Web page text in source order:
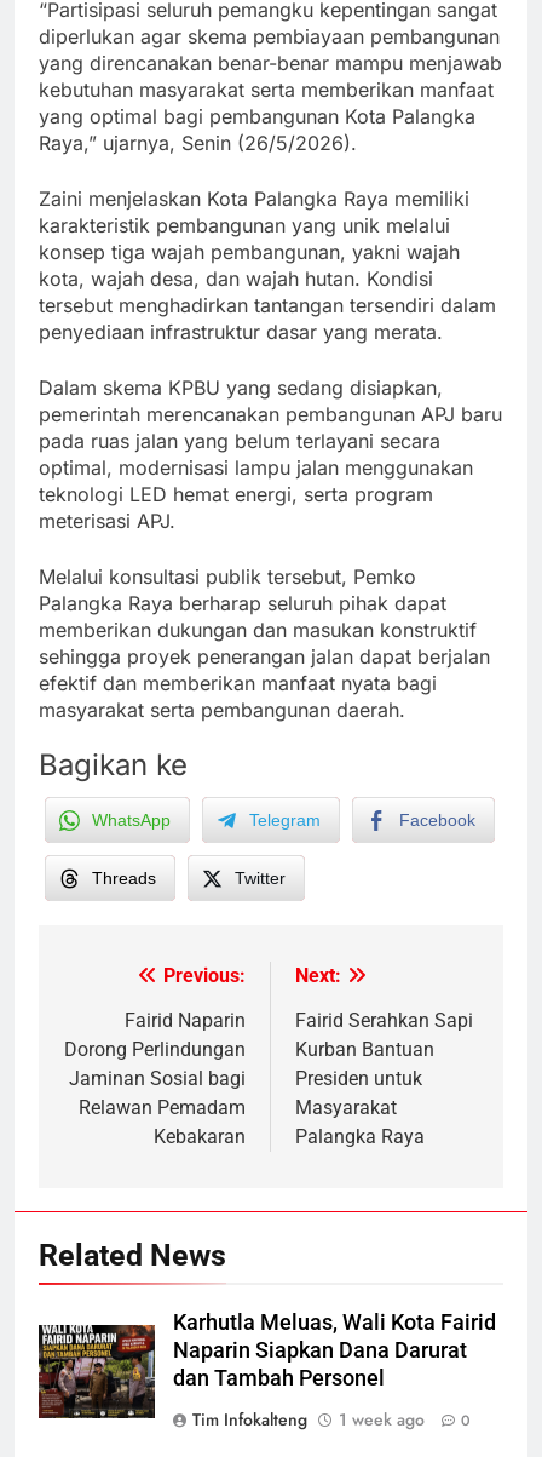
“Partisipasi seluruh pemangku kepentingan sangat
diperlukan agar skema pembiayaan pembangunan
yang direncanakan benar-benar mampu menjawab
kebutuhan masyarakat serta memberikan manfaat
yang optimal bagi pembangunan Kota Palangka
Raya,” ujarnya, Senin (26/5/2026).
Zaini menjelaskan Kota Palangka Raya memiliki
karakteristik pembangunan yang unik melalui
konsep tiga wajah pembangunan, yakni wajah
kota, wajah desa, dan wajah hutan. Kondisi
tersebut menghadirkan tantangan tersendiri dalam
penyediaan infrastruktur dasar yang merata.
Dalam skema KPBU yang sedang disiapkan,
pemerintah merencanakan pembangunan APJ baru
pada ruas jalan yang belum terlayani secara
optimal, modernisasi lampu jalan menggunakan
teknologi LED hemat energi, serta program
meterisasi APJ.
Melalui konsultasi publik tersebut, Pemko
Palangka Raya berharap seluruh pihak dapat
memberikan dukungan dan masukan konstruktif
sehingga proyek penerangan jalan dapat berjalan
efektif dan memberikan manfaat nyata bagi
masyarakat serta pembangunan daerah.
Bagikan ke
WhatsApp Telegram Facebook
Threads Twitter
navigation
Previous:
Fairid Naparin
Dorong Perlindungan
Jaminan Sosial bagi
Relawan Pemadam
Kebakaran
Next:
Fairid Serahkan Sapi
Kurban Bantuan
Presiden untuk
Masyarakat
Palangka Raya
Related News
Karhutla Meluas, Wali Kota Fairid
Naparin Siapkan Dana Darurat
dan Tambah Personel
Tim Infokalteng
1 week ago 0